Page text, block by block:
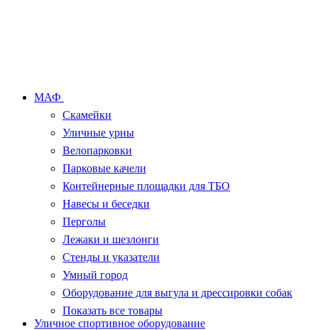
МАФ
Скамейки
Уличные урны
Велопарковки
Парковые качели
Контейнерные площадки для ТБО
Навесы и беседки
Перголы
Лежаки и шезлонги
Стенды и указатели
Умный город
Оборудование для выгула и дрессировки собак
Показать все товары
Уличное спортивное оборудование